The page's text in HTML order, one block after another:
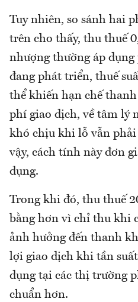
Tuy nhiên, so sánh hai
trên cho thấy, thu thuế
nhượng thường áp
đang phát triển, thuế
thể khiến hạn chế
phí giao dịch, về tâm lý
khó chịu khi lỗ vẫn phải
vậy, cách tính này đơn
dụng.
Trong khi đó, thu thuế
bằng hơn vì chỉ thu khi
ảnh hưởng đến thanh
lợi giao dịch khi tần
dụng tại các thị trường
chuẩn hơn.